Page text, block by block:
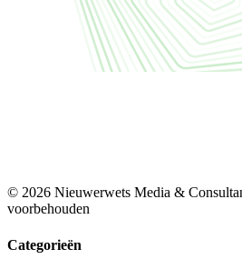
© 2026 Nieuwerwets Media &
voorbehouden
Categorieën